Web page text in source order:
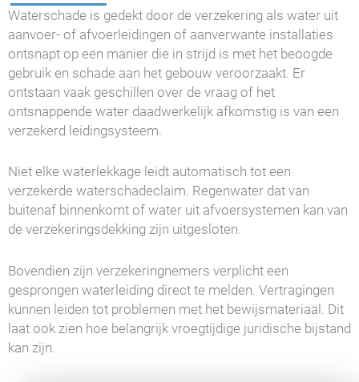
Waterschade is gedekt door de verzekering als water uit
aanvoer- of afvoerleidingen of aanverwante installaties
ontsnapt op een manier die in strijd is met het beoogde
gebruik en schade aan het gebouw veroorzaakt. Er
ontstaan vaak geschillen over de vraag of het
ontsnappende water daadwerkelijk afkomstig is van een
verzekerd leidingsysteem.
Niet elke waterlekkage leidt automatisch tot een
verzekerde waterschadeclaim. Regenwater dat van
buitenaf binnenkomt of water uit afvoersystemen kan van
de verzekeringsdekking zijn uitgesloten.
Bovendien zijn verzekeringnemers verplicht een
gesprongen waterleiding direct te melden. Vertragingen
kunnen leiden tot problemen met het bewijsmateriaal. Dit
laat ook zien hoe belangrijk vroegtijdige juridische bijstand
kan zijn.